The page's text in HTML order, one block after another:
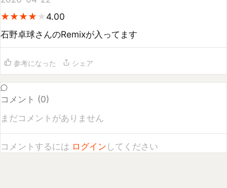
石野卓球さんのRemixが入ってます
参考になった シェア
まだコメントがありません
コメントするにはログインしてください